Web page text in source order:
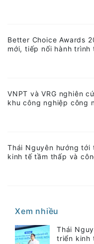
Better Choice Awards
mới, tiếp nối hành
VNPT và VRG nghiên
khu công nghiệp công
Thái Nguyên hướng
kinh tế tầm thấp và
Xem nhiều
Thái
triển kinh